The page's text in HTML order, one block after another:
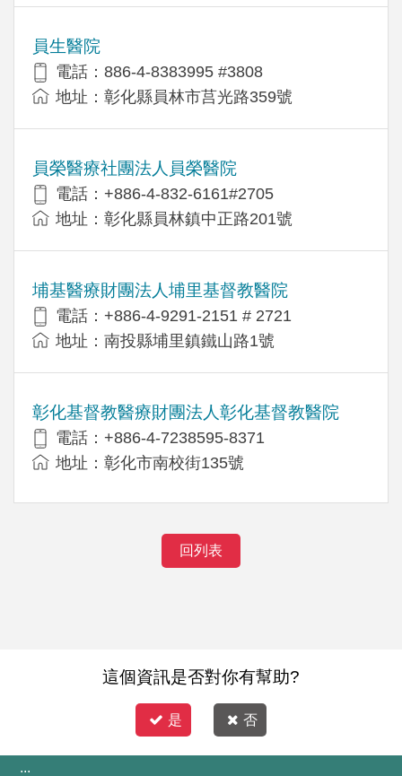
員生醫院
電話：886-4-8383995 #3808
地址：彰化縣員林市莒光路359號
員榮醫療社團法人員榮醫院
電話：+886-4-832-6161#2705
地址：彰化縣員林鎮中正路201號
埔基醫療財團法人埔里基督教醫院
電話：+886-4-9291-2151 # 2721
地址：南投縣埔里鎮鐵山路1號
彰化基督教醫療財團法人彰化基督教醫院
電話：+886-4-7238595-8371
地址：彰化市南校街135號
回列表
這個資訊是否對你有幫助?
是 否